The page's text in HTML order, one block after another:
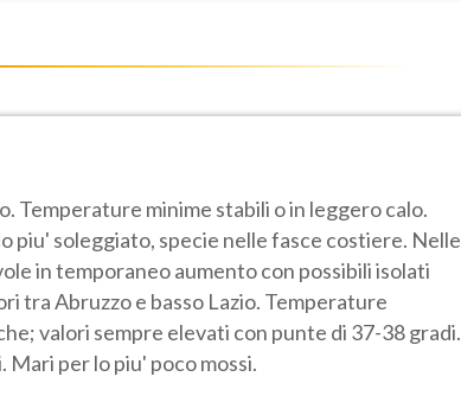
Temperature minime stabili o in leggero calo.
piu' soleggiato, specie nelle fasce costiere. Nelle
in temporaneo aumento con possibili isolati
tra Abruzzo e basso Lazio. Temperature
valori sempre elevati con punte di 37-38 gradi.
per lo piu' poco mossi.